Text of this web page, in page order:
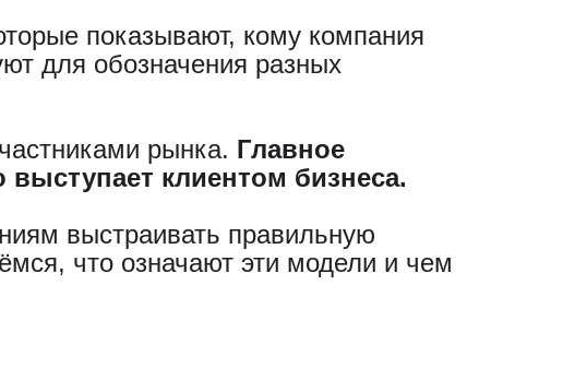
показывают, кому компания
для обозначения разных
рынка. Главное
клиентом бизнеса.
выстраивать правильную
что означают эти модели и чем